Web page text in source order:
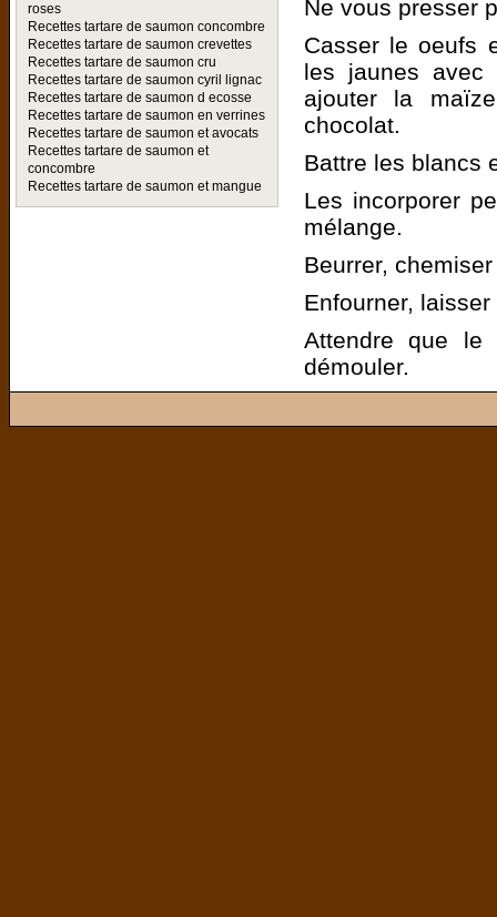
roses
Recettes tartare de saumon concombre
Recettes tartare de saumon crevettes
Recettes tartare de saumon cru
Recettes tartare de saumon cyril lignac
Recettes tartare de saumon d ecosse
Recettes tartare de saumon en verrines
Recettes tartare de saumon et avocats
Recettes tartare de saumon et
concombre
Recettes tartare de saumon et mangue
Ne vous presser
Casser le oeufs
les jaunes avec
ajouter la
chocolat.
Battre les blancs
Les incorporer
mélange.
Beurrer,
Enfourner,
Attendre que le
démouler.